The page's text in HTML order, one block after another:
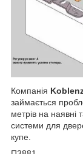
Компанія
займається
метрів на наявні
системи для
купе.